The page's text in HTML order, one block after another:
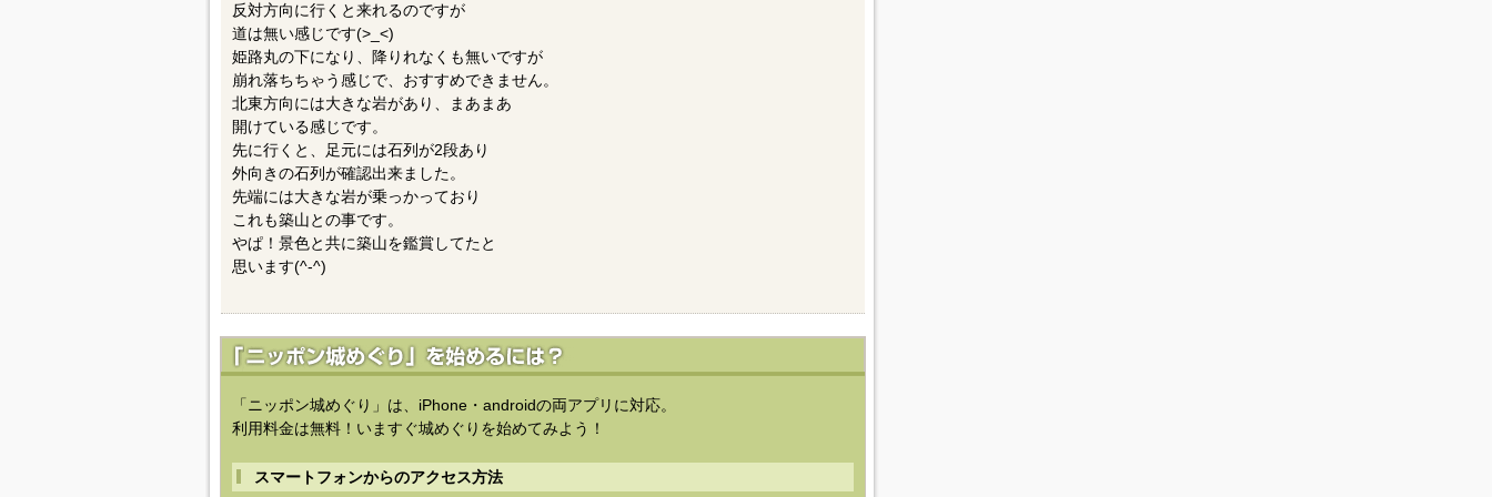
姫路丸の手前分かれ道を本丸方向とは
反対方向に行くと来れるのですが
道は無い感じです(>_<)
姫路丸の下になり、降りれなくも無いですが
崩れ落ちちゃう感じで、おすすめできません。
北東方向には大きな岩があり、まあまあ
開けている感じです。
先に行くと、足元には石列が2段あり
外向きの石列が確認出来ました。
先端には大きな岩が乗っかっており
これも築山との事です。
やぱ！景色と共に築山を鑑賞してたと
「ニッポン城めぐり」は、iPhone・androidの両アプリに対応。
利用料金は無料！いますぐ城めぐりを始めてみよう！